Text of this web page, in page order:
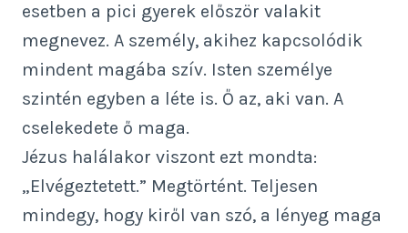
esetben a pici gyerek először valakit
megnevez. A személy, akihez kapcsolódik
mindent magába szív. Isten személye
szintén egyben a léte is. Ő az, aki van. A
cselekedete ő maga.
Jézus halálakor viszont ezt mondta:
„Elvégeztetett.” Megtörtént. Teljesen
mindegy, hogy kiről van szó, a lényeg maga